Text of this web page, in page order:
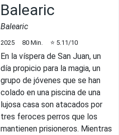
Balearic
Balearic
2025 80 Min. ⭐ 5.11 /10
En la víspera de San Juan, un
día propicio para la magia, un
grupo de jóvenes que se han
colado en una piscina de una
lujosa casa son atacados por
tres feroces perros que los
mantienen prisioneros. Mientras